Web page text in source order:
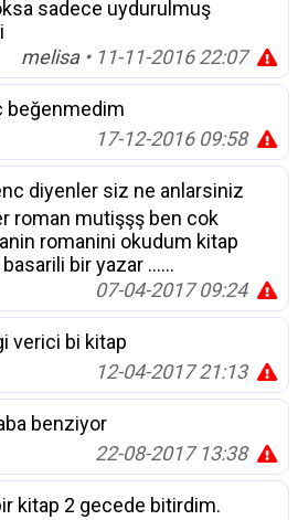
sadece uydurulmuş
melisa• 11-11-2016 22:07
beğenmedim
17-12-2016 09:58
diyenler siz ne anlarsiniz
roman mutişşş ben cok
romanini okudum kitap
bir yazar ......
07-04-2017 09:24
verici bi kitap
12-04-2017 21:13
benziyor
22-08-2017 13:38
kitap 2 gecede bitirdim.